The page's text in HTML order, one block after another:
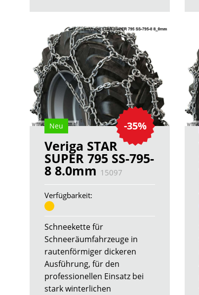
-35%
Neu
Veriga STAR
SUPER 795 SS-795-
8 8.0mm 15097
Verfügbarkeit:
Schneekette für
Schneeräumfahrzeuge in
rautenförmiger dickeren
Ausführung, für den
professionellen Einsatz bei
stark winterlichen